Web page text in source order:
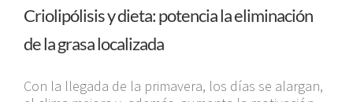
Criolipólisis y dieta: potencia la eliminación
de la grasa localizada
Con la llegada de la primavera, los días se alargan,